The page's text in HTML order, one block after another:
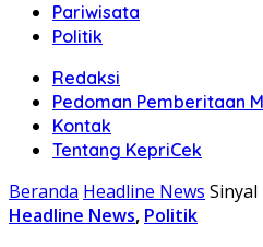
Pariwisata
Politik
Redaksi
Pedoman Pemberitaan
Kontak
Tentang KepriCek
Beranda Headline News
Headline News, Politik